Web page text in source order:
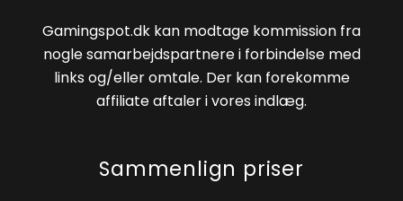
Gamingspot.dk kan modtage kommission fra
nogle samarbejdspartnere i forbindelse med
links og/eller omtale. Der kan forekomme
affiliate aftaler i vores indlæg.
Sammenlign priser